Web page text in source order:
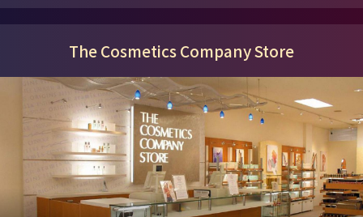
The Cosmetics Company Store